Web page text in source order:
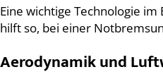
Eine wichtige Technologie
hilft so, bei einer
Aerodynamik und